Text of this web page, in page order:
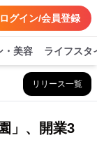
ログイン/会員登録
・美容 ライフスタ
リリース一覧
」、開業3